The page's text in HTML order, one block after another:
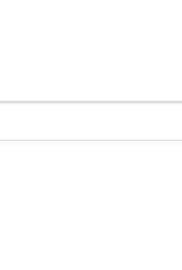
constructible de
des